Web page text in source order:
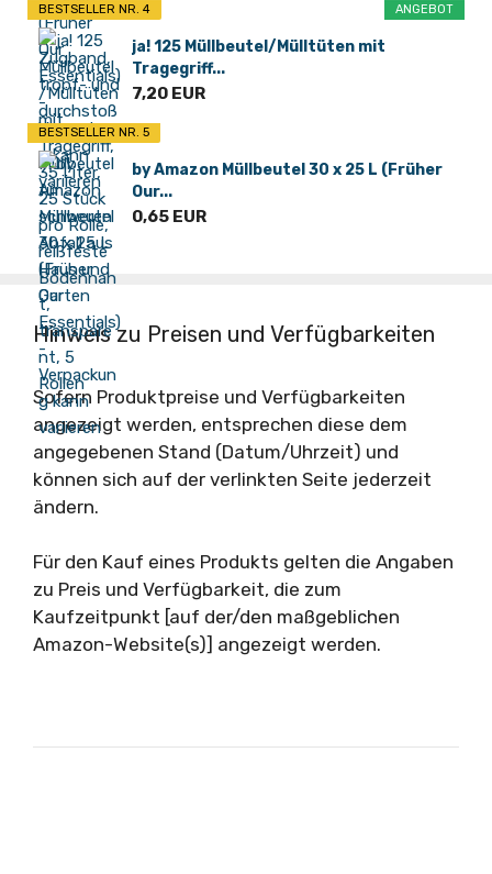
ANGEBOT
BESTSELLER NR. 4
ja! 125 Müllbeutel/Mülltüten mit
Tragegriff...
7,20 EUR
BESTSELLER NR. 5
by Amazon Müllbeutel 30 x 25 L (Früher
Our...
0,65 EUR
Hinweis zu Preisen und Verfügbarkeiten
Sofern Produktpreise und Verfügbarkeiten
angezeigt werden, entsprechen diese dem
angegebenen Stand (Datum/Uhrzeit) und
können sich auf der verlinkten Seite jederzeit
ändern.
Für den Kauf eines Produkts gelten die Angaben
zu Preis und Verfügbarkeit, die zum
Kaufzeitpunkt [auf der/den maßgeblichen
Amazon-Website(s)] angezeigt werden.